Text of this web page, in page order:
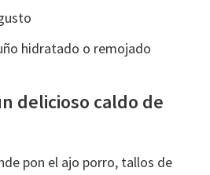
hidratado o remojado
delicioso caldo de
pon el ajo porro, tallos de